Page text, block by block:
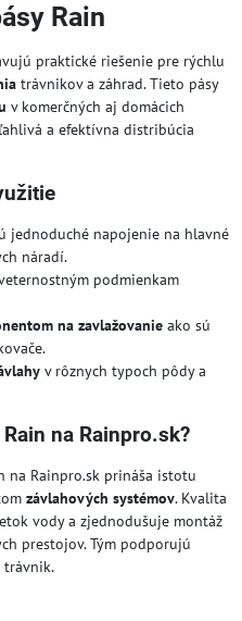
Rain
praktické riešenie pre rýchlu
trávnikov a záhrad. Tieto pásy
v komerčných aj domácich
a efektívna distribúcia
jednoduché napojenie na hlavné
náradí.
podmienkam
na zavlažovanie ako sú
v rôznych typoch pôdy a
na Rainpro.sk?
na Rainpro.sk prináša istotu
závlahových systémov. Kvalita
vody a zjednodušuje montáž
prestojov. Tým podporujú
trávnik.